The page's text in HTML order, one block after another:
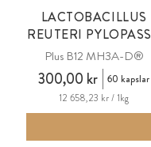
LACTOBACILLUS
REUTERI PYLOPASS
Plus B12 MH3A-D®
300,00 kr
60 kapslar
12 658,23 kr / 1kg